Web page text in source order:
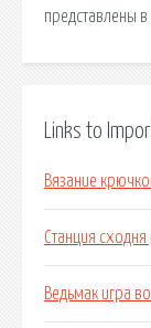
представлены
Links to
Вязание
Станция
Ведьмак игра